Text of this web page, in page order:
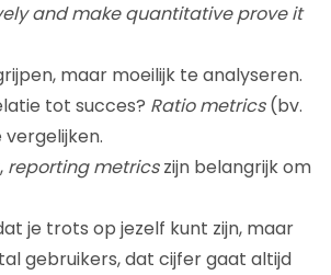
and make quantitative prove it
maar moeilijk te analyseren.
tot succes? Ratio metrics(bv.
reporting metricszijn belangrijk om
je trots op jezelf kunt zijn, maar
gebruikers, dat cijfer gaat altijd